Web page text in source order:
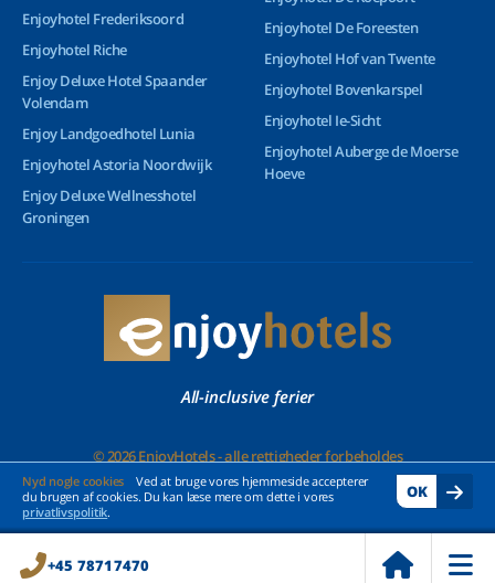
+45 78717470
Nyd nogle cookies
Ved at bruge vores hjemmeside accepterer
du brugen af cookies. Du kan læse mere om dette i vores
privatlivspolitik.
OK
Enjoyhotel Frederiksoord
Enjoyhotel Riche
Enjoy Deluxe Hotel Spaander
Volendam
Enjoy Landgoedhotel Lunia
Enjoyhotel Astoria Noordwijk
Enjoy Deluxe Wellnesshotel
Groningen
Enjoyhotel De Foreesten
Enjoyhotel Hof van Twente
Enjoyhotel Bovenkarspel
Enjoyhotel Ie-Sicht
Enjoyhotel Auberge de Moerse
Hoeve
All-inclusive ferier
© 2026 EnjoyHotels - alle rettigheder forbeholdes